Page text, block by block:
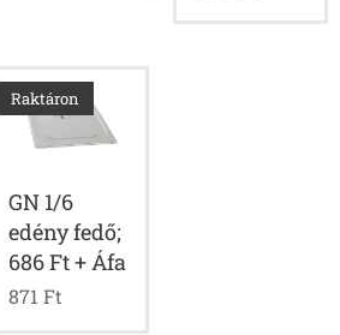
GN 1/6
edény fedő;
686 Ft + Áfa
Raktáron
871 Ft